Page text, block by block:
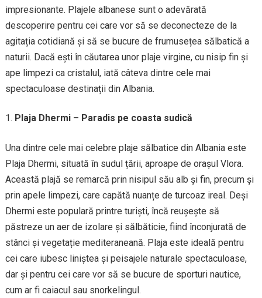
impresionante. Plajele albanese sunt o adevărată
descoperire pentru cei care vor să se deconecteze de la
agitația cotidiană și să se bucure de frumusețea sălbatică a
naturii. Dacă ești în căutarea unor plaje virgine, cu nisip fin și
ape limpezi ca cristalul, iată câteva dintre cele mai
spectaculoase destinații din Albania.
Plaja Dhermi – Paradis pe coasta sudică
Una dintre cele mai celebre plaje sălbatice din Albania este
Plaja Dhermi, situată în sudul țării, aproape de orașul Vlora.
Această plajă se remarcă prin nisipul său alb și fin, precum și
prin apele limpezi, care capătă nuanțe de turcoaz ireal. Deși
Dhermi este populară printre turiști, încă reușește să
păstreze un aer de izolare și sălbăticie, fiind înconjurată de
stânci și vegetație mediteraneană. Plaja este ideală pentru
cei care iubesc liniștea și peisajele naturale spectaculoase,
dar și pentru cei care vor să se bucure de sporturi nautice,
cum ar fi caiacul sau snorkelingul.